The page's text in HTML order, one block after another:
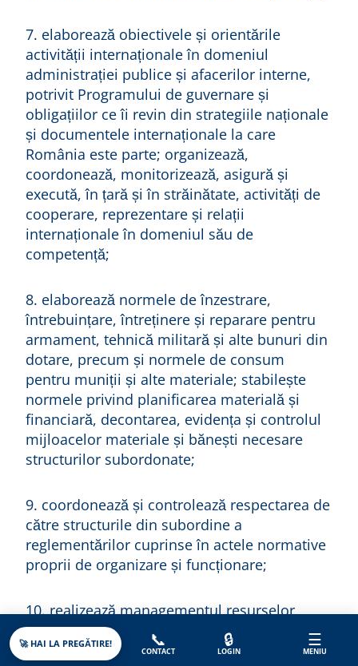
7. elaborează obiectivele și orientările
activității internaționale în domeniul
administrației publice și afacerilor interne,
potrivit Programului de guvernare și
obligațiilor ce îi revin din strategiile naționale
și documentele internaționale la care
România este parte; organizează,
coordonează, monitorizează, asigură și
execută, în țară și în străinătate, activități de
cooperare, reprezentare și relații
internaționale în domeniul său de
competență;
8. elaborează normele de înzestrare,
întrebuințare, întreținere și reparare pentru
armament, tehnică militară și alte bunuri din
dotare, precum și normele de consum
pentru muniții și alte materiale; stabilește
normele privind planificarea materială și
financiară, decontarea, evidența și controlul
mijloacelor materiale și bănești necesare
structurilor subordonate;
9. coordonează și controlează respectarea de
către structurile din subordine a
reglementărilor cuprinse în actele normative
proprii de organizare și funcționare;
10. realizează managementul resurselor
umane din cadrul ministerului;
🚀 HAI LA PREGĂTIRE! 📞
CONTACT
🔒
LOGIN
☰
MENIU